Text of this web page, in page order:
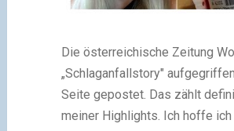
Die österreichische Zeitung
„Schlaganfallstory"
Seite gepostet. Das zählt
meiner Highlights. Ich hoffe ich